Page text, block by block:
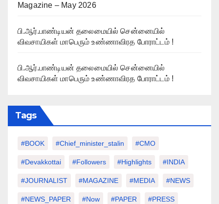
Magazine – May 2026
பி.ஆர்.பாண்டியன் தலைமையில் சென்னையில்
விவசாயிகள் மாபெரும் உண்ணாவிரத போராட்டம் !
பி.ஆர்.பாண்டியன் தலைமையில் சென்னையில்
விவசாயிகள் மாபெரும் உண்ணாவிரத போராட்டம் !
Tags
#BOOK #chief_minister_stalin #CMO
#devakkottai #followers #highlights #INDIA
#JOURNALIST #MAGAZINE #MEDIA #NEWS
#NEWS_PAPER #Now #PAPER #PRESS